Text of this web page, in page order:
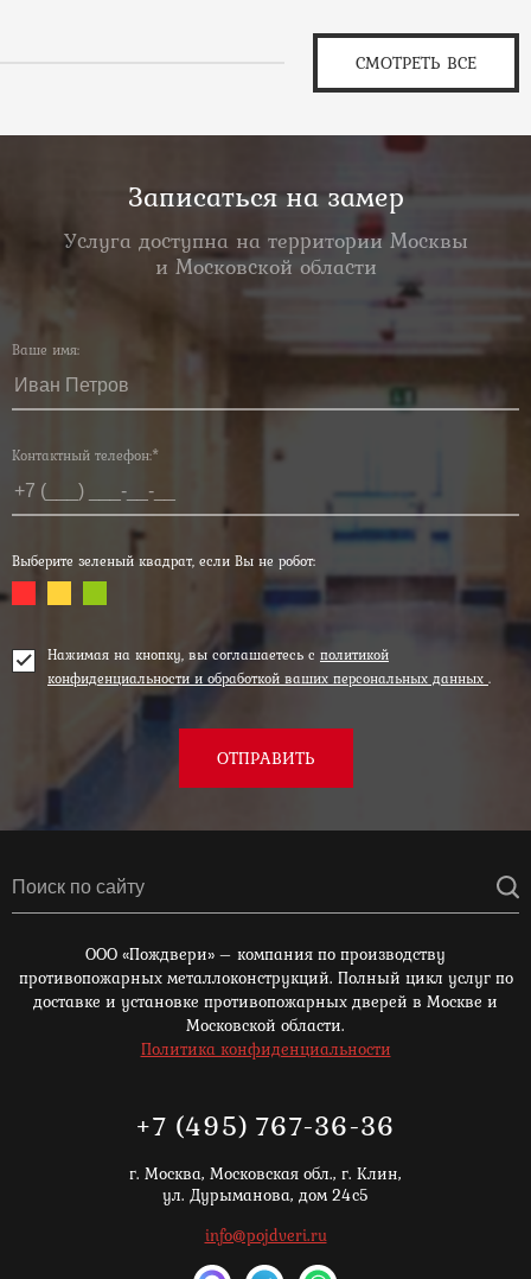
СМОТРЕТЬ ВСЕ
Записаться на замер
Услуга доступна на территории Москвы
и Московской области
Ваше имя:
Контактный телефон:*
Выберите зеленый квадрат, если Вы не робот:
Нажимая на кнопку, вы соглашаетесь с политикой
конфиденциальности и обработкой ваших персональных данных .
ОТПРАВИТЬ
ООО «Пождвери» – компания по производству
противопожарных металлоконструкций. Полный цикл услуг по
доставке и установке противопожарных дверей в Москве и
Московской области.
Политика конфиденциальности
+7 (495) 767-36-36
г. Москва, Московская обл., г. Клин,
ул. Дурыманова, дом 24с5
info@pojdveri.ru